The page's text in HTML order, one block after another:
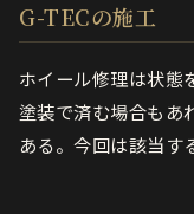
G-TECの施工
ホイール修理は状態
塗装で済む場合もあ
ある。今回は該当す